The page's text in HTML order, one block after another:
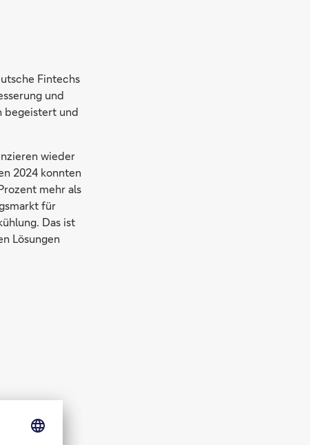
Fintechs
und
begeistert und
wieder
2024 konnten
mehr als
für
Das ist
Lösungen